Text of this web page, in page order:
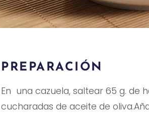
PREPARACIÓN
En una cazuela, saltear 65 g. de
cucharadas de aceite de